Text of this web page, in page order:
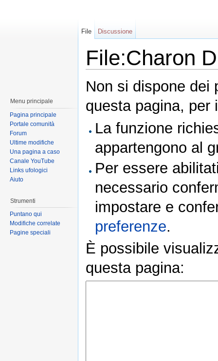
File:Charon
Non si dispone dei
questa pagina, per
La funzione
appartengono al
Per essere
necessario
impostare e
preferenze.
È possibile
questa pagina:
File Discussione
Menu principale
Pagina principale
Portale comunità
Forum
Ultime modifiche
Una pagina a caso
Canale YouTube
Links ufologici
Aiuto
Strumenti
Puntano qui
Modifiche correlate
Pagine speciali